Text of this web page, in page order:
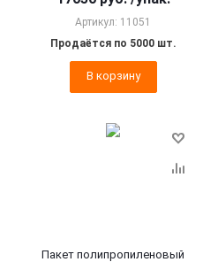
Артикул: 11051
Продаётся по 5000 шт.
В корзину
Пакет полипропиленовый